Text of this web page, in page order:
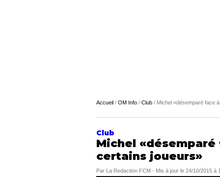
Accueil / OM Info / Club / Michel «désemparé face
Club
Michel
certains joueurs»
Par La Redaction FCM - Mis à jour le 24/10/2015 à